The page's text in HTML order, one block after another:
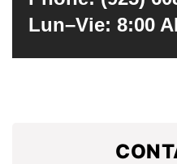
Lun–Vie: 8:00